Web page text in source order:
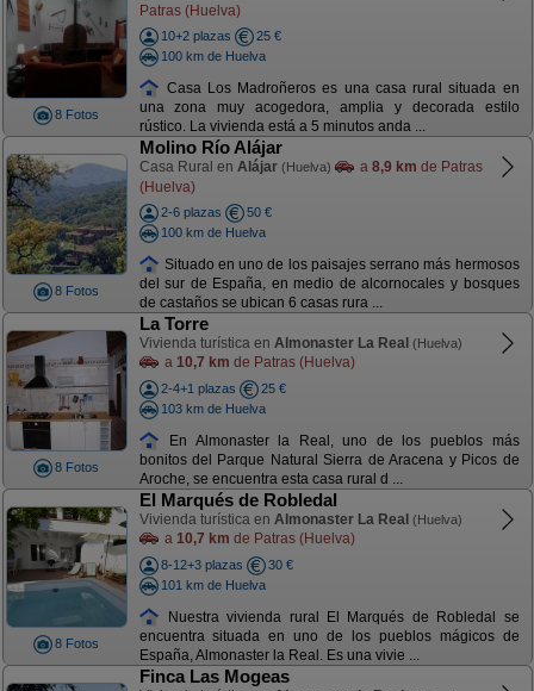
8 Fotos
Patras (Huelva)
10+2 plazas
25 €
100 km de Huelva
Casa Los Madroñeros es una casa rural situada en
una zona muy acogedora, amplia y decorada estilo
rústico. La vivienda está a 5 minutos anda ...
8 Fotos
Molino Río Alájar
Casa Rural en Alájar (Huelva) a 8,9 km de Patras
(Huelva)
2-6 plazas
50 €
100 km de Huelva
Situado en uno de los paisajes serrano más hermosos
del sur de España, en medio de alcornocales y bosques
de castaños se ubican 6 casas rura ...
8 Fotos
La Torre
Vivienda turística en Almonaster La Real (Huelva)
a 10,7 km de Patras (Huelva)
2-4+1 plazas
25 €
103 km de Huelva
En Almonaster la Real, uno de los pueblos más
bonitos del Parque Natural Sierra de Aracena y Picos de
Aroche, se encuentra esta casa rural d ...
8 Fotos
El Marqués de Robledal
Vivienda turística en Almonaster La Real (Huelva)
a 10,7 km de Patras (Huelva)
8-12+3 plazas
30 €
101 km de Huelva
Nuestra vivienda rural El Marqués de Robledal se
encuentra situada en uno de los pueblos mágicos de
España, Almonaster la Real. Es una vivie ...
Finca Las Mogeas